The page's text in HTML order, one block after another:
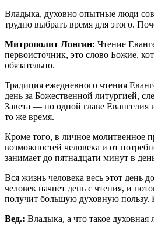
Владыка, духовно опытные люди
трудно выбрать время для этого.
Митрополит Лонгин: Чтение
первоисточник, это слово Божие,
обязательно.
Традиция ежедневного чтения
день за Божественной литургией,
Завета ― по одной главе Евангелия
то же время.
Кроме того, в личное молитвенное
возможностей человека и от
занимает до пятнадцати минут в
Вся жизнь человека весь этот день
человек начнет день с чтения, и
получит большую духовную пользу.
Вед.: Владыка, а что такое